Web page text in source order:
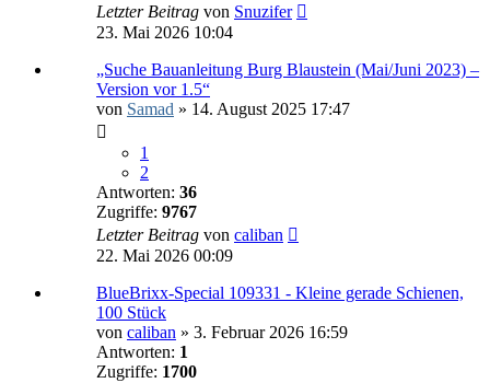
Letzter Beitrag von Snuzifer
23. Mai 2026 10:04
„Suche Bauanleitung Burg Blaustein (Mai/Juni 2023) –
Version vor 1.5“
von Samad » 14. August 2025 17:47
1
2
Antworten: 36
Zugriffe: 9767
Letzter Beitrag von caliban
22. Mai 2026 00:09
BlueBrixx-Special 109331 - Kleine gerade Schienen,
100 Stück
von caliban » 3. Februar 2026 16:59
Antworten: 1
Zugriffe: 1700